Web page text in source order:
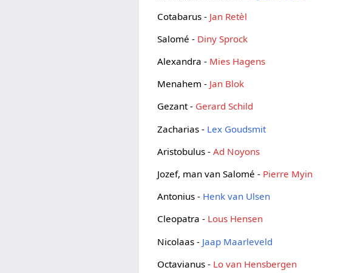
Cotabarus - Jan Retèl
Salomé - Diny Sprock
Alexandra - Mies Hagens
Menahem - Jan Blok
Gezant - Gerard Schild
Zacharias - Lex Goudsmit
Aristobulus -Ad Noyons
Jozef, man van Salomé - Pierre Myin
Antonius - Henk van Ulsen
Cleopatra - Lous Hensen
Nicolaas - Jaap Maarleveld
Octavianus - Lo van Hensbergen